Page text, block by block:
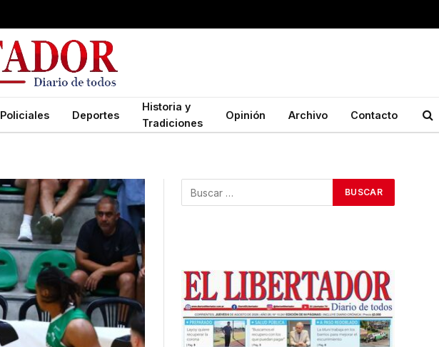
Policiales Deportes
Historia y
Tradiciones
Opinión Archivo Contacto